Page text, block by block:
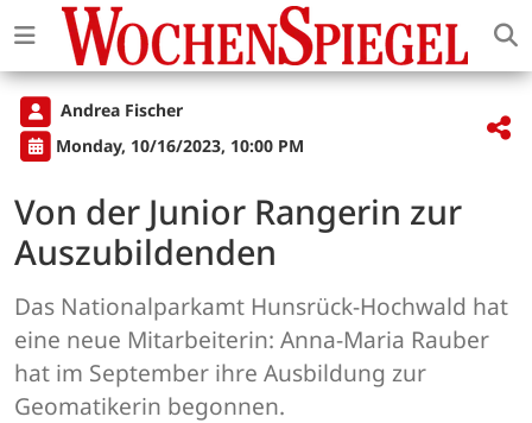
Andrea Fischer
Monday, 10/16/2023, 10:00 PM
Von der Junior Rangerin zur
Auszubildenden
Das Nationalparkamt Hunsrück-Hochwald hat
eine neue Mitarbeiterin: Anna-Maria Rauber
hat im September ihre Ausbildung zur
Geomatikerin begonnen.